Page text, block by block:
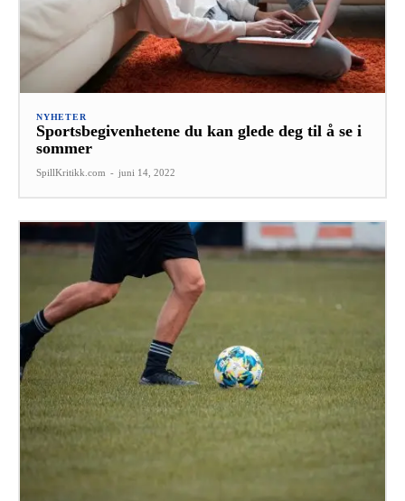
NYHETER
Sportsbegivenhetene du kan glede deg til å se i
sommer
SpillKritikk.com - juni 14, 2022